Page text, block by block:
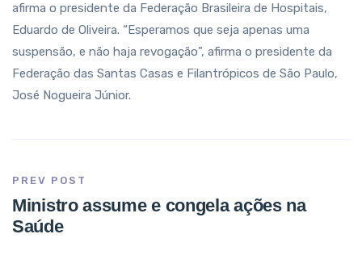
afirma o presidente da Federação Brasileira de Hospitais,
Eduardo de Oliveira. “Esperamos que seja apenas uma
suspensão, e não haja revogação”, afirma o presidente da
Federação das Santas Casas e Filantrópicos de São Paulo,
José Nogueira Júnior.
PREV POST
Ministro assume e congela ações na
Saúde